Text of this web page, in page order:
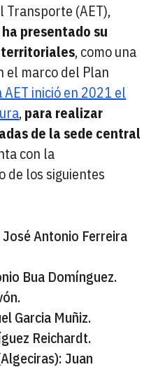
Transporte (AET),
ha presentado su
, como una
el marco del Plan
AET inició en 2021 el
,para realizar
de la sede central
con la
de los siguientes
Antonio Ferreira
Bua Domínguez.
Garcia Muñiz.
Reichardt.
Juan